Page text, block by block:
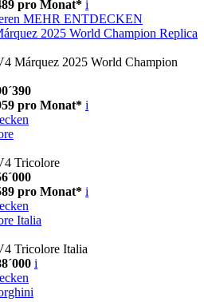
pro Monat* i
MEHR ENTDECKEN
2025 World Champion Replica
Márquez 2025 World Champion
pro Monat* i
Tricolore
pro Monat* i
Italia
Tricolore Italia
i